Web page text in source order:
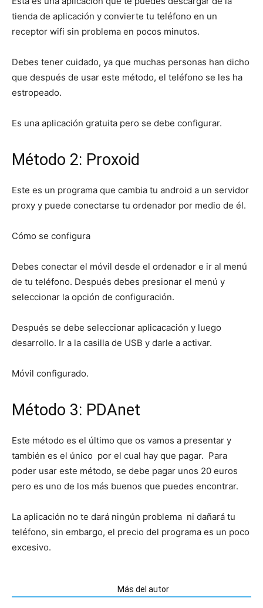
tienda de aplicación y convierte tu teléfono en un
receptor wifi sin problema en pocos minutos.
Debes tener cuidado, ya que muchas personas han dicho
que después de usar este método, el teléfono se les ha
estropeado.
Es una aplicación gratuita pero se debe configurar.
Método 2: Proxoid
Este es un programa que cambia tu android a un servidor
proxy y puede conectarse tu ordenador por medio de él.
Cómo se configura
Debes conectar el móvil desde el ordenador e ir al menú
de tu teléfono. Después debes presionar el menú y
seleccionar la opción de configuración.
Después se debe seleccionar aplicacación y luego
desarrollo. Ir a la casilla de USB y darle a activar.
Móvil configurado.
Método 3: PDAnet
Este método es el último que os vamos a presentar y
también es el único por el cual hay que pagar. Para
poder usar este método, se debe pagar unos 20 euros
pero es uno de los más buenos que puedes encontrar.
La aplicación no te dará ningún problema ni dañará tu
teléfono, sin embargo, el precio del programa es un poco
excesivo.
Más del autor